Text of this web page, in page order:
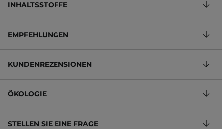
INHALTSSTOFFE
EMPFEHLUNGEN
KUNDENREZENSIONEN
ÖKOLOGIE
STELLEN SIE EINE FRAGE